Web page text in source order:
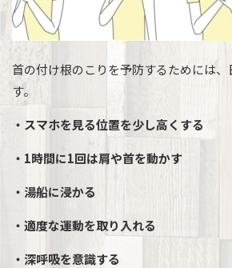
首の付け根のこりを予防するためには
す。
・スマホを見る位置を少し高くする
・1時間に1回は肩や首を動かす
・湯船に浸かる
・適度な運動を取り入れる
・深呼吸を意識する